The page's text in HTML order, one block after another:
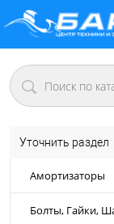
Уточнить раздел
Амортизаторы
Болты, Гайки,